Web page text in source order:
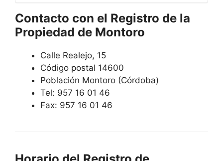
Contacto con el Registro de la
Propiedad de Montoro
Calle Realejo, 15
Código postal 14600
Población Montoro (Córdoba)
Tel: 957 16 01 46
Fax: 957 16 01 46